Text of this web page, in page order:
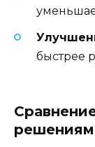
быстрее